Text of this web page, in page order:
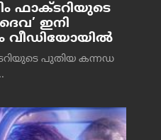
ഫാക്ടറിയുടെ
ഇനി
പുതിയ കന്നഡ